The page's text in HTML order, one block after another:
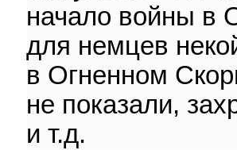
начало войны в
для немцев
в Огненном
не показали,
и т.д.